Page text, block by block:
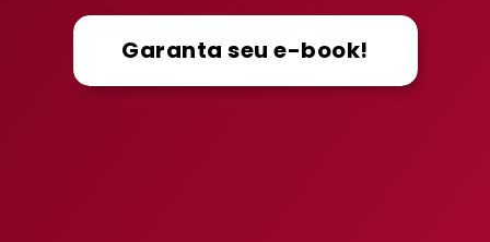
Garanta seu e-book!
Vou aprovar!